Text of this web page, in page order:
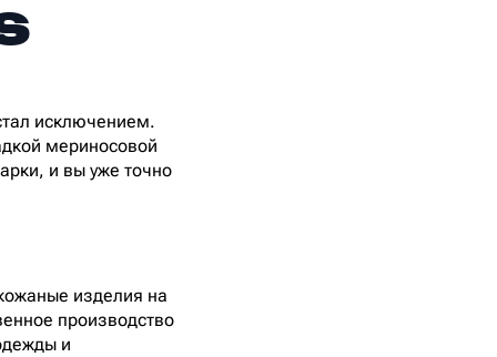
исключением.
мериносовой
и вы уже точно
изделия на
производство
и